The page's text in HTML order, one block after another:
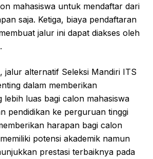
mahasiswa untuk mendaftar dari
saja. Ketiga, biaya pendaftaran
jalur ini dapat diakses oleh
jalur alternatif Seleksi Mandiri ITS
dalam memberikan
lebih luas bagi calon mahasiswa
pendidikan ke perguruan tinggi
harapan bagi calon
potensi akademik namun
prestasi terbaiknya pada